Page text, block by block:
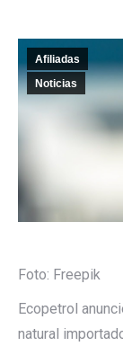
Afiliadas
Noticias
Foto: Freepik
Ecopetrol
natural